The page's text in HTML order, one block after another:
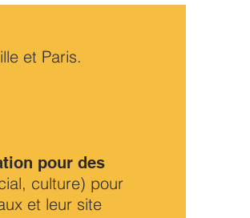
et Paris.
pour des
culture) pour
et leur site